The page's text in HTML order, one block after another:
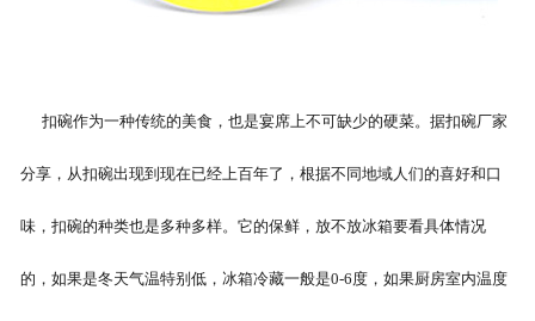
扣碗作为一种传统的美食，也是宴席上不可缺少的硬菜。据扣碗厂家
分享，从扣碗出现到现在已经上百年了，根据不同地域人们的喜好和口
味，扣碗的种类也是多种多样。它的保鲜，放不放冰箱要看具体情况
的，如果是冬天气温特别低，冰箱冷藏一般是0-6度，如果厨房室内温度